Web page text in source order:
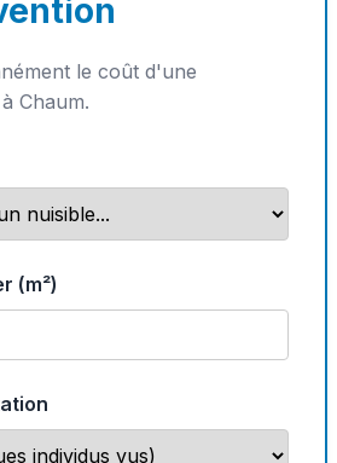
le coût d'une
Chaum.
(m²)